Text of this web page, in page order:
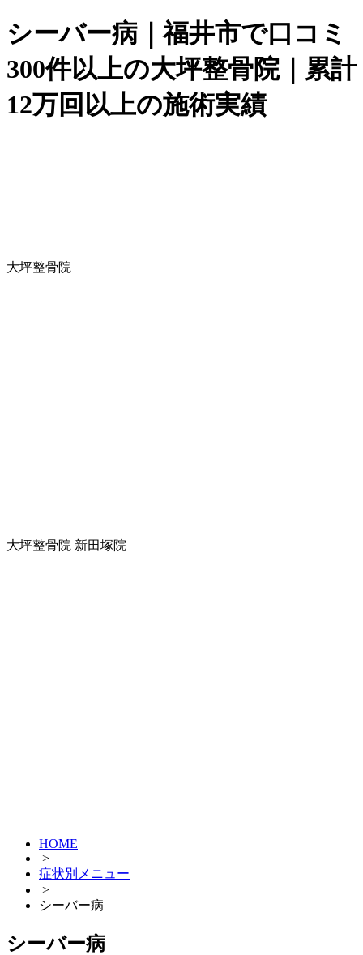
シーバー病｜福井市で口コミ
300件以上の大坪整骨院｜累計
12万回以上の施術実績
大坪整骨院
大坪整骨院 新田塚院
HOME
>
症状別メニュー
>
シーバー病
シーバー病